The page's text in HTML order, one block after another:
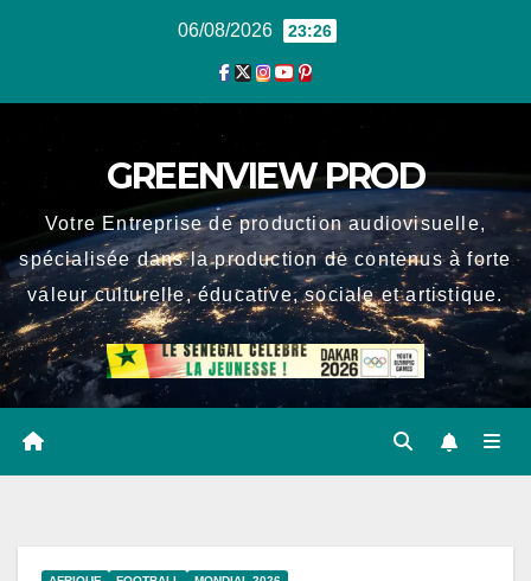
06/08/2026 23:26
GREENVIEW PROD
Votre Entreprise de production audiovisuelle,
spécialisée dans la production de contenus à forte
valeur culturelle, éducative, sociale et artistique.